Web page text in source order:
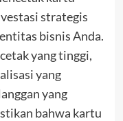
strategis
bisnis Anda.
yang tinggi,
yang
yang
bahwa kartu